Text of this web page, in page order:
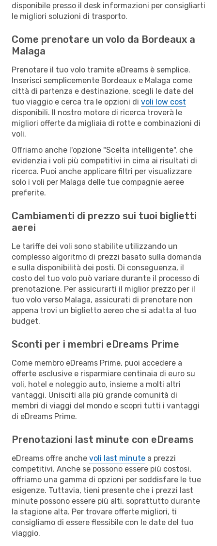
disponibile presso il desk informazioni per consigliarti
le migliori soluzioni di trasporto.
Come prenotare un volo da Bordeaux a
Malaga
Prenotare il tuo volo tramite eDreams è semplice.
Inserisci semplicemente Bordeaux e Malaga come
città di partenza e destinazione, scegli le date del
tuo viaggio e cerca tra le opzioni di voli low cost
disponibili. Il nostro motore di ricerca troverà le
migliori offerte da migliaia di rotte e combinazioni di
voli.
Offriamo anche l'opzione "Scelta intelligente", che
evidenzia i voli più competitivi in cima ai risultati di
ricerca. Puoi anche applicare filtri per visualizzare
solo i voli per Malaga delle tue compagnie aeree
preferite.
Cambiamenti di prezzo sui tuoi biglietti
aerei
Le tariffe dei voli sono stabilite utilizzando un
complesso algoritmo di prezzi basato sulla domanda
e sulla disponibilità dei posti. Di conseguenza, il
costo del tuo volo può variare durante il processo di
prenotazione. Per assicurarti il miglior prezzo per il
tuo volo verso Malaga, assicurati di prenotare non
appena trovi un biglietto aereo che si adatta al tuo
budget.
Sconti per i membri eDreams Prime
Come membro eDreams Prime, puoi accedere a
offerte esclusive e risparmiare centinaia di euro su
voli, hotel e noleggio auto, insieme a molti altri
vantaggi. Unisciti alla più grande comunità di
membri di viaggi del mondo e scopri tutti i vantaggi
di eDreams Prime.
Prenotazioni last minute con eDreams
eDreams offre anche voli last minute a prezzi
competitivi. Anche se possono essere più costosi,
offriamo una gamma di opzioni per soddisfare le tue
esigenze. Tuttavia, tieni presente che i prezzi last
minute possono essere più alti, soprattutto durante
la stagione alta. Per trovare offerte migliori, ti
consigliamo di essere flessibile con le date del tuo
viaggio.